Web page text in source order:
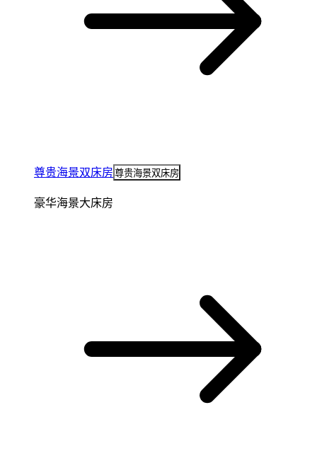
尊贵海景双床房 尊贵海景双床房
豪华海景大床房